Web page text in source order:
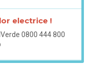
electrice !
0800 444 800